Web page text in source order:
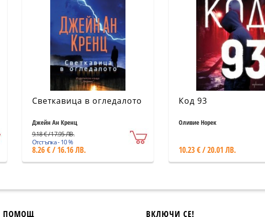
Светкавица в огледалото
Джейн Ан Кренц
9.18 € / 17.95 ЛВ.
Отстъпка - 10 %
8.26 € / 16.16 ЛВ.
Код 93
Оливие Норек
10.23 € / 20.01 ЛВ.
ПОМОЩ ВКЛЮЧИ СЕ!